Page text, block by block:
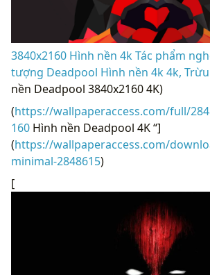
3840x2160 Hình nền 4k Tác phẩm
tượng Deadpool Hình nền 4k 4k,
nền Deadpool 3840x2160 4K)
(https://wallpaperaccess.com/full/
160 Hình nền Deadpool 4K “]
(https://wallpaperaccess.com/
minimal-2848615)
[